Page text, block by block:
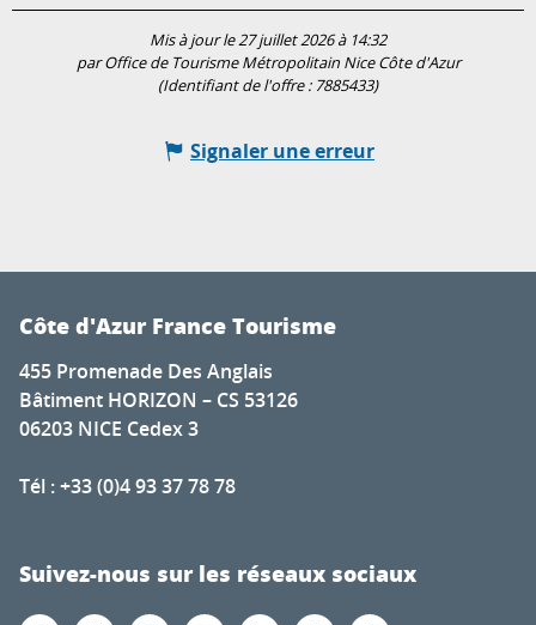
Mis à jour le 27 juillet 2026 à 14:32
par Office de Tourisme Métropolitain Nice Côte d'Azur
(Identifiant de l'offre : 7885433)
Signaler une erreur
Côte d'Azur France Tourisme
455 Promenade Des Anglais
Bâtiment HORIZON – CS 53126
06203 NICE Cedex 3
Tél : +33 (0)4 93 37 78 78
Suivez-nous sur les réseaux sociaux